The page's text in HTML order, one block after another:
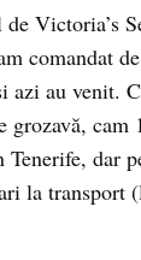
Victoria’s
comandat
azi au venit.
grozavă, cam
Tenerife, dar
la transport